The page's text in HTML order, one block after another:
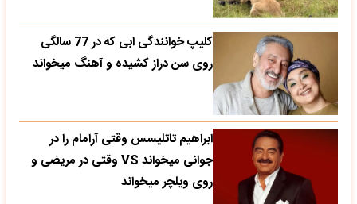
کلیپ خوانندگی ابی که در 77 سالگی
روی سن دراز کشیده و آهنگ میخواند
ابراهیم تاتلیسس وقتی آرامام را در
جوانی میخواند VS وقتی در مریضی و
روی ویلچر میخواند